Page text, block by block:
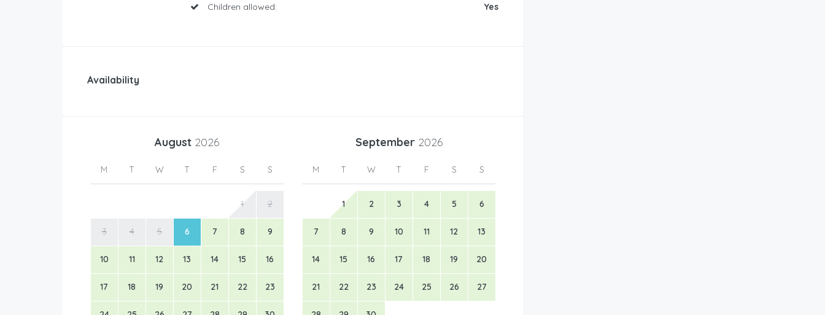
Children allowed: Yes
Availability
August 2026
M T W T F S S
1 2
3 4 5 6 7 8 9
10 11 12 13 14 15 16
17 18 19 20 21 22 23
September 2026
M T W T F S S
1 2 3 4 5 6
7 8 9 10 11 12 13
14 15 16 17 18 19 20
21 22 23 24 25 26 27